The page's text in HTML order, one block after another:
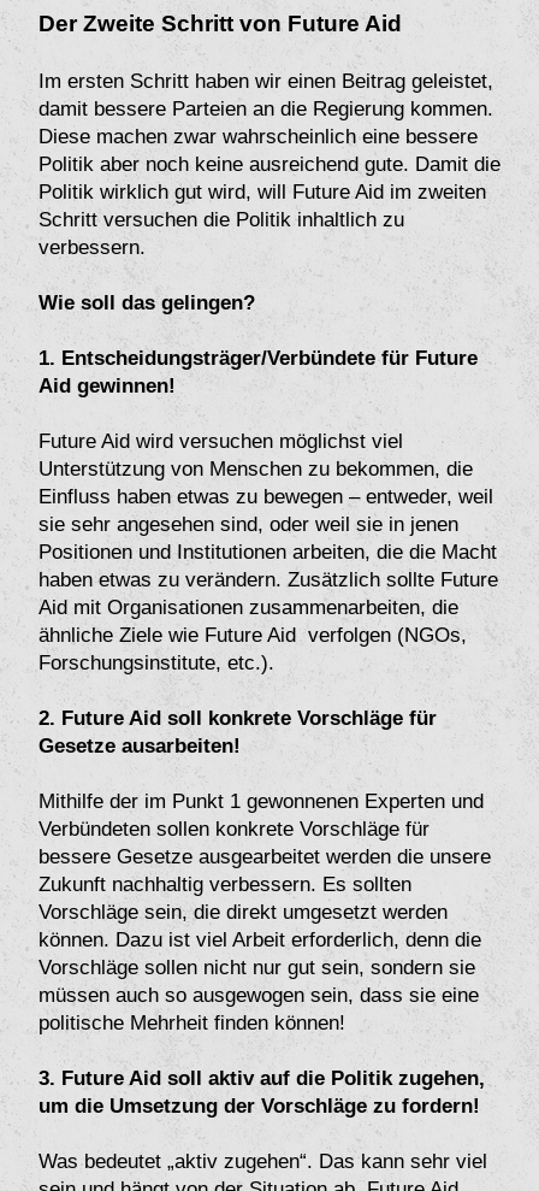
Der Zweite Schritt von Future Aid
Im ersten Schritt haben wir einen Beitrag geleistet,
damit bessere Parteien an die Regierung kommen.
Diese machen zwar wahrscheinlich eine bessere
Politik aber noch keine ausreichend gute. Damit die
Politik wirklich gut wird, will Future Aid im zweiten
Schritt versuchen die Politik inhaltlich zu
verbessern.
Wie soll das gelingen?
1. Entscheidungsträger/Verbündete für Future
Aid gewinnen!
Future Aid wird versuchen möglichst viel
Unterstützung von Menschen zu bekommen, die
Einfluss haben etwas zu bewegen – entweder, weil
sie sehr angesehen sind, oder weil sie in jenen
Positionen und Institutionen arbeiten, die die Macht
haben etwas zu verändern. Zusätzlich sollte Future
Aid mit Organisationen zusammenarbeiten, die
ähnliche Ziele wie Future Aid verfolgen (NGOs,
Forschungsinstitute, etc.).
2. Future Aid soll konkrete Vorschläge für
Gesetze ausarbeiten!
Mithilfe der im Punkt 1 gewonnenen Experten und
Verbündeten sollen konkrete Vorschläge für
bessere Gesetze ausgearbeitet werden die unsere
Zukunft nachhaltig verbessern. Es sollten
Vorschläge sein, die direkt umgesetzt werden
können. Dazu ist viel Arbeit erforderlich, denn die
Vorschläge sollen nicht nur gut sein, sondern sie
müssen auch so ausgewogen sein, dass sie eine
politische Mehrheit finden können!
3. Future Aid soll aktiv auf die Politik zugehen,
um die Umsetzung der Vorschläge zu fordern!
Was bedeutet „aktiv zugehen“. Das kann sehr viel